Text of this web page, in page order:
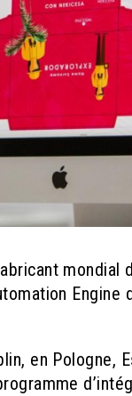
mondial
Engine
en Pologne,